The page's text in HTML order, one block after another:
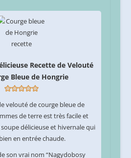
Recette de Velouté
Bleue de Hongrie
velouté de courge bleue de
de terre est très facile et
délicieuse et hivernale qui
en entrée chaude.
son vrai nom “Nagydobosy